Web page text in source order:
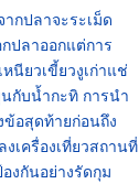
กปลาจะระเม็ด
ปลาออกแต่การ
นียวเขี้ยวงูเก่าแช่
กับน้ำกะทิ การนำ
ข้อสุดท้ายก่อนถึง
งเครื่องเที่ยวสถานที่
งกันอย่างรัดกุม